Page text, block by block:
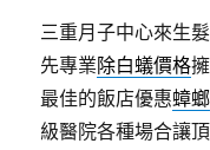
三重月子中心來生
先專業除白蟻價格
最佳的飯店優惠蟑螂
級醫院各種場合讓